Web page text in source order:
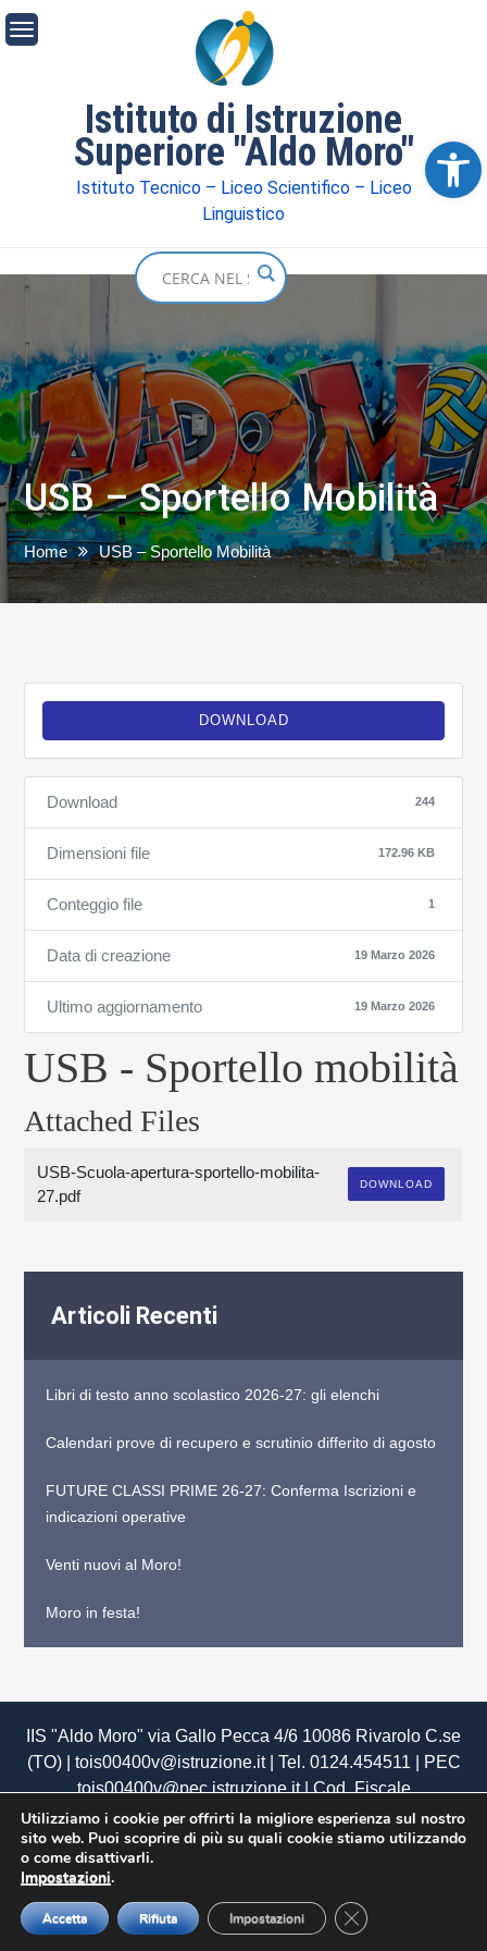
Istituto di Istruzione
Superiore "Aldo Moro"
Istituto Tecnico – Liceo Scientifico – Liceo
Linguistico
USB – Sportello Mobilità
Home USB – Sportello Mobilità
DOWNLOAD
Download 244
Dimensioni file 172.96 KB
Conteggio file 1
Data di creazione 19 Marzo 2026
Ultimo aggiornamento 19 Marzo 2026
USB - Sportello mobilità
Attached Files
USB-Scuola-apertura-sportello-mobilita-
27.pdf
DOWNLOAD
Articoli Recenti
Libri di testo anno scolastico 2026-27: gli elenchi
Calendari prove di recupero e scrutinio differito di agosto
FUTURE CLASSI PRIME 26-27: Conferma Iscrizioni e
indicazioni operative
Venti nuovi al Moro!
Moro in festa!
IIS "Aldo Moro" via Gallo Pecca 4/6 10086 Rivarolo C.se
(TO) | tois00400v@istruzione.it | Tel. 0124.454511 | PEC
tois00400v@pec.istruzione.it| Cod. Fiscale
85502120018 | Cod. Meccanografico TOIS00400V |
U.R.P.|Siti tematici| Privacy |Dichiarazione di
Accessibilità|Obiettivi di Accessibilità
Graduate byTheme Palace
Utilizziamo i cookie per offrirti la migliore esperienza sul nostro
sito web. Puoi scoprire di più su quali cookie stiamo utilizzando
o come disattivarli.
Impostazioni.
Accetta Rifiuta Impostazioni Close GDPR